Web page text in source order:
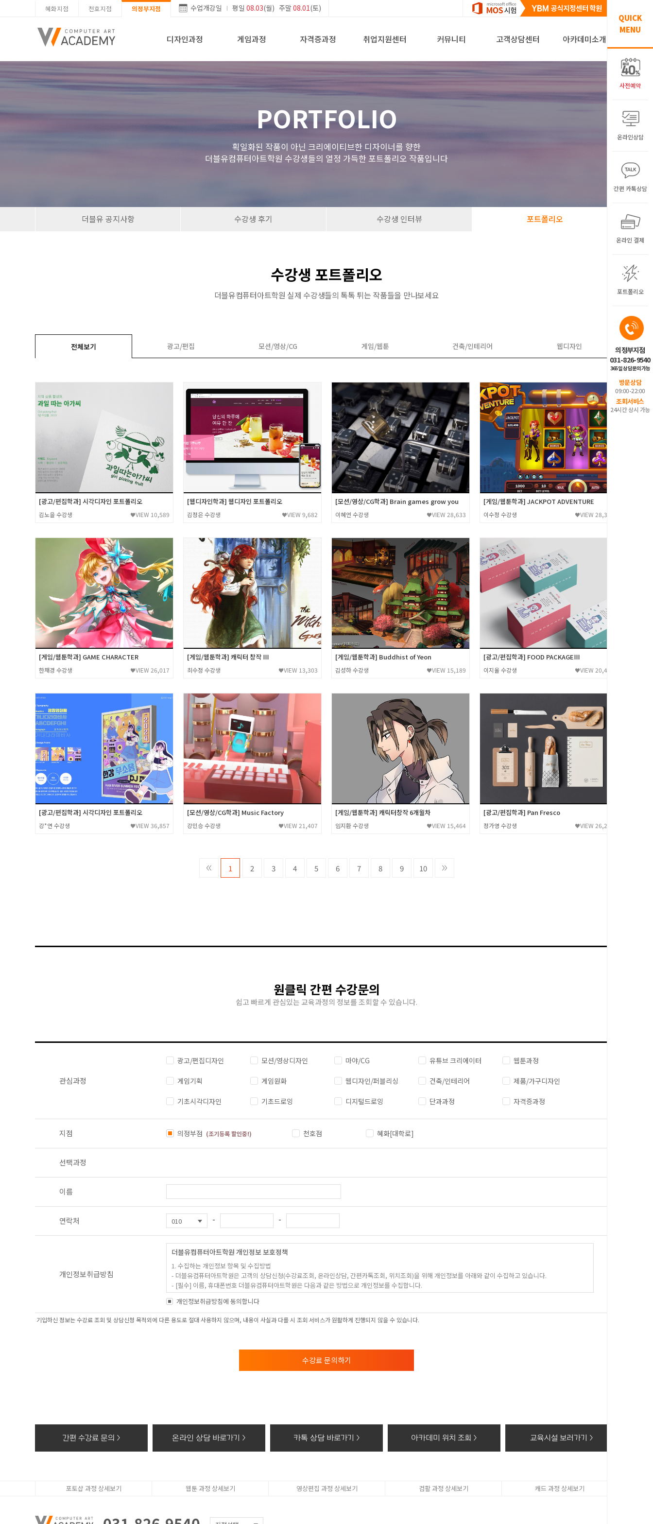
혜화지점 천호지점 의정부지점 수업개강일 평일 08.03(월) 주말08.01(토)
디자인과정 게임과정 자격증과정 취업지원센터 커뮤니티 고객상담센터 아카데미소개
QUICK
MENU
사전예약
온라인상담
간편 카톡상담
온라인 결제
포트폴리오
의정부지점
031-826-9540
365일 상담문의가능
방문상담
09:00-22:00
조회서비스
24시간 상시 가능
PORTFOLIO
획일화된 작품이 아닌 크리에이티브한 디자이너를 향한
더블유컴퓨터아트학원 수강생들의 열정 가득한 포트폴리오 작품입니다
더블유 공지사항 수강생 후기 수강생 인터뷰 포트폴리오
수강생 포트폴리오
더블유컴퓨터아트학원 실제 수강생들의 톡톡 튀는 작품들을 만나보세요
전체보기 광고/편집 모션/영상/CG 게임/웹툰 건축/인테리어 웹디자인
[광고/편집학과] 시각디자인 포트폴리오
김노을 수강생 ♥VIEW 10,589
[웹디자인학과] 웹디자인 포트폴리오
김정은 수강생 ♥VIEW 9,682
[모션/영상/CG학과] Brain games grow you
이혜언 수강생 ♥VIEW 28,633
[게임/웹툰학과] JACKPOT ADVENTURE
이수정 수강생 ♥VIEW 28,337
[게임/웹툰학과] GAME CHARACTER
한채경 수강생 ♥VIEW 26,017
[게임/웹툰학과] 캐릭터 창작 Ⅲ
최수정 수강생 ♥VIEW 13,303
[게임/웹툰학과] Buddhist of Yeon
김성하 수강생 ♥VIEW 15,189
[광고/편집학과] FOOD PACKAGEⅢ
이지율 수강생 ♥VIEW 20,423
[광고/편집학과] 시각디자인 포트폴리오
강*연 수강생 ♥VIEW 36,857
[모션/영상/CG학과] Music Factory
강민승 수강생 ♥VIEW 21,407
[게임/웹툰학과] 캐릭터창작 6개월차
임지환 수강생 ♥VIEW 15,464
[광고/편집학과] Pan Fresco
정가영 수강생 ♥VIEW 26,286
← 1 2 3 4 5 6 7 8 9 10
원클릭 간편 수강문의
쉽고 빠르게 관심있는 교육과정의 정보를 조회할 수 있습니다.
관심과정
광고/편집디자인 모션/영상디자인 마야/CG 유튜브 크리에이터 웹툰과정
게임기획 게임원화 웹디자인/퍼블리싱 건축/인테리어 제품/가구디자인
기초시각디자인 기초드로잉 디지털드로잉 단과과정 자격증과정
지점 의정부점 (조기등록 할인중!) 천호점 혜화[대학로]
선택과정
이름
연락처 - -
개인정보취급방침
더블유컴퓨터아트학원 개인정보 보호정책
1. 수집하는 개인정보 항목 및 수집방법
- 더블유컴퓨터아트학원은 고객의 상담신청(수강료조회, 온라인상담, 간편카톡조회, 위치조회)을 위해 개인정보를 아래와 같이 수집하고 있습니다.
- [필수] 이름, 휴대폰번호 더블유컴퓨터아트학원은 다음과 같은 방법으로 개인정보를 수집합니다.
- 홈페이지 내 상담신청(수강료조회, 온라인상담, 간편카톡조회, 위치조회)을 통해 개인정보를 수집하고 있습니다.
2. 개인정보 수집 및 이용목적
- 과정문의에 대한 학과담당선생님의 전화 및 SNS 상담
4. 동의를 거부할 권리가 있다는 사실과 동의 거부에 따른 불이익 내용
- 전자적 파일 형태로 저장된 개인정보 : 기록을 재생할 수 없는 기술적 방법을 사용하여 삭제
개인정보취급방침에 동의합니다
기입하신 정보는 수강료 조회 및 상담신청 목적외에 다른 용도로 절대 사용하지 않으며, 내용이 사실과 다를 시 조회 서비스가 원활하게 진행되지 않을 수 있습니다.
수강료 문의하기
간편 수강료 문의 > 온라인 상담 바로가기 > 카톡 상담 바로가기 > 아카데미 위치 조회 > 교육시설 보러가기 >
포토샵 과정 상세보기 웹툰 과정 상세보기 영상편집 과정 상세보기 컴활 과정 상세보기 캐드 과정 상세보기